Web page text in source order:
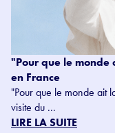
"Pour que le monde
en France
"Pour que le monde ait
visite du ...
LIRE LA SUITE